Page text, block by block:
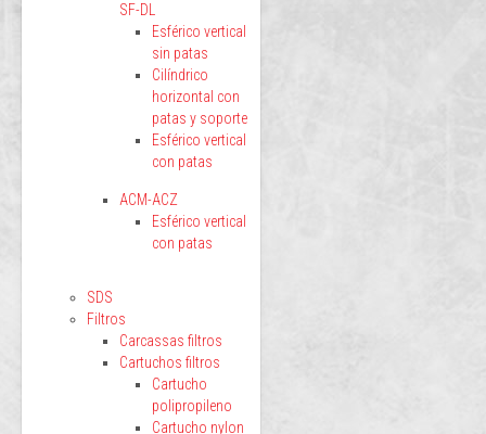
SF-DL
Esférico vertical
sin patas
Cilíndrico
horizontal con
patas y soporte
Esférico vertical
con patas
ACM-ACZ
Esférico vertical
con patas
SDS
Filtros
Carcassas filtros
Cartuchos filtros
Cartucho
polipropileno
Cartucho nylon